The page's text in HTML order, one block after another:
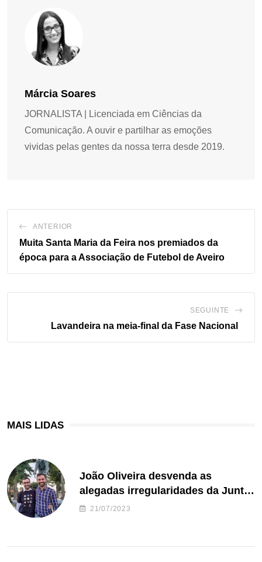
Márcia Soares
JORNALISTA | Licenciada em Ciências da
Comunicação. A ouvir e partilhar as emoções
vividas pelas gentes da nossa terra desde 2019.
ANTERIOR
Muita Santa Maria da Feira nos premiados da
época para a Associação de Futebol de Aveiro
SEGUINTE
Lavandeira na meia-final da Fase Nacional
MAIS LIDAS
João Oliveira desvenda as
alegadas irregularidades da Junta
de Freguesia S. João de Ver
21/07/2023